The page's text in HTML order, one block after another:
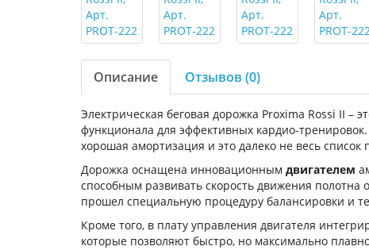
Описание Отзывов (0)
Электрическая беговая дорожка Proxima Rossi II –
функционала для эффективных кардио-
хорошая амортизация и это далеко не весь
Дорожка оснащена инновационным двигателем
способным развивать скорость движения
прошел специальную процедуру балансировки и
Кроме того, в плату управления двигателя
которые позволяют быстро, но максимально